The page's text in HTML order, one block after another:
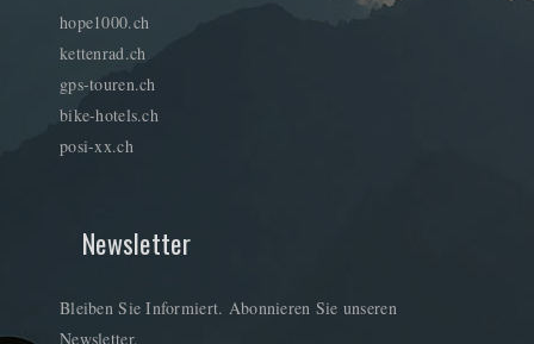
hope1000.ch
kettenrad.ch
gps-touren.ch
bike-hotels.ch
posi-xx.ch
Newsletter
Bleiben Sie Informiert. Abonnieren Sie unseren
Newsletter.